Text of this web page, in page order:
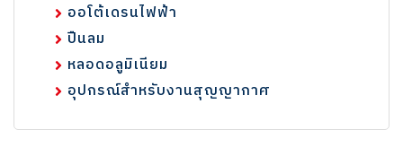
ออโต้เดรนไฟฟ้า
ปืนลม
หลอดอลูมิเนียม
อุปกรณ์สำหรับงานสุญญากาศ